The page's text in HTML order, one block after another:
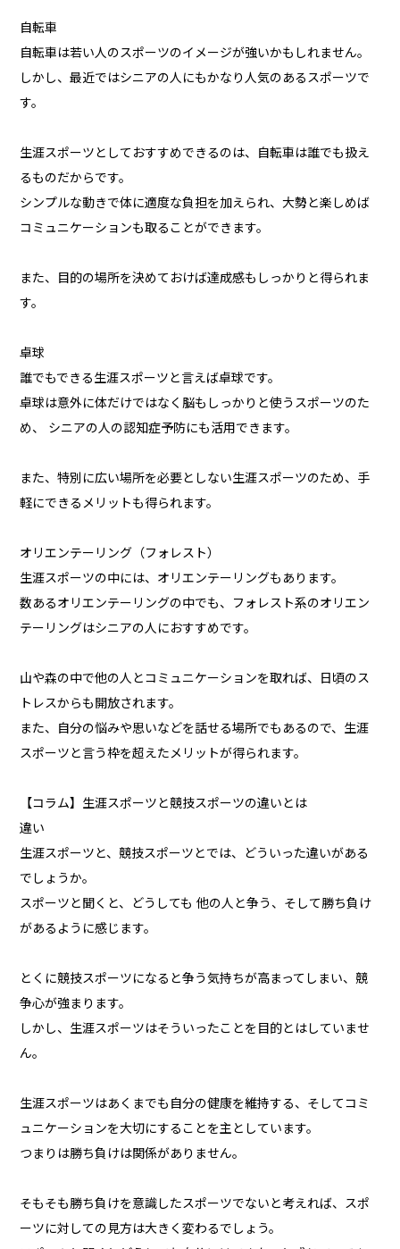
自転車
自転車は若い人のスポーツのイメージが強いかもしれません。
しかし、最近ではシニアの人にもかなり人気のあるスポーツで
す。
生涯スポーツとしておすすめできるのは、自転車は誰でも扱え
るものだからです。
シンプルな動きで体に適度な負担を加えられ、大勢と楽しめば
コミュニケーションも取ることができます。
また、目的の場所を決めておけば達成感もしっかりと得られま
す。
卓球
誰でもできる生涯スポーツと言えば卓球です。
卓球は意外に体だけではなく脳もしっかりと使うスポーツのた
め、 シニアの人の認知症予防にも活用できます。
また、特別に広い場所を必要としない生涯スポーツのため、手
軽にできるメリットも得られます。
オリエンテーリング（フォレスト）
生涯スポーツの中には、オリエンテーリングもあります。
数あるオリエンテーリングの中でも、フォレスト系のオリエン
テーリングはシニアの人におすすめです。
山や森の中で他の人とコミュニケーションを取れば、日頃のス
トレスからも開放されます。
また、自分の悩みや思いなどを話せる場所でもあるので、生涯
スポーツと言う枠を超えたメリットが得られます。
【コラム】生涯スポーツと競技スポーツの違いとは
違い
生涯スポーツと、競技スポーツとでは、どういった違いがある
でしょうか。
スポーツと聞くと、どうしても 他の人と争う、そして勝ち負け
があるように感じます。
とくに競技スポーツになると争う気持ちが高まってしまい、競
争心が強まります。
しかし、生涯スポーツはそういったことを目的とはしていませ
ん。
生涯スポーツはあくまでも自分の健康を維持する、そしてコミ
ュニケーションを大切にすることを主としています。
つまりは勝ち負けは関係がありません。
そもそも勝ち負けを意識したスポーツでないと考えれば、スポ
ーツに対しての見方は大きく変わるでしょう。